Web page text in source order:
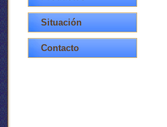
Situación
Contacto